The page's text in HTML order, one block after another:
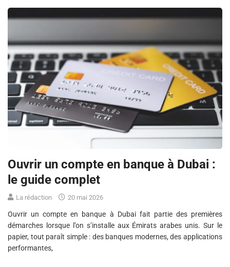
Ouvrir un compte en banque à Dubai :
le guide complet
La rédaction 20 mai 2026
Ouvrir un compte en banque à Dubai fait partie des premières
démarches lorsque l’on s’installe aux Émirats arabes unis. Sur le
papier, tout paraît simple : des banques modernes, des applications
performantes,